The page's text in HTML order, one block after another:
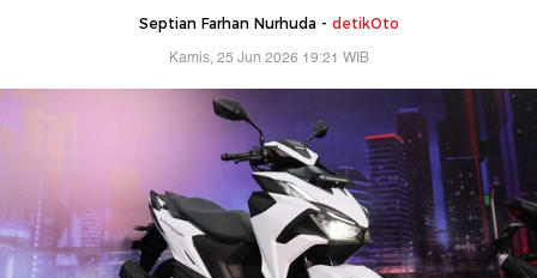
Septian Farhan Nurhuda - detikOto
Kamis, 25 Jun 2026 19:21 WIB